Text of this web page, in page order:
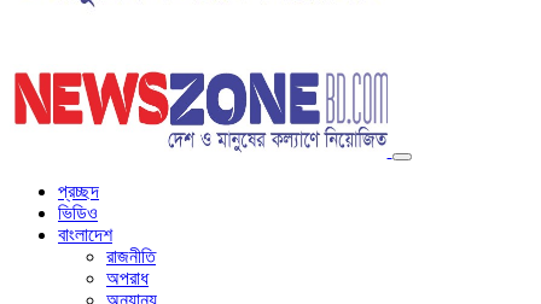
প্রচ্ছদ
ভিডিও
বাংলাদেশ
রাজনীতি
অপরাধ
অন্যান্য